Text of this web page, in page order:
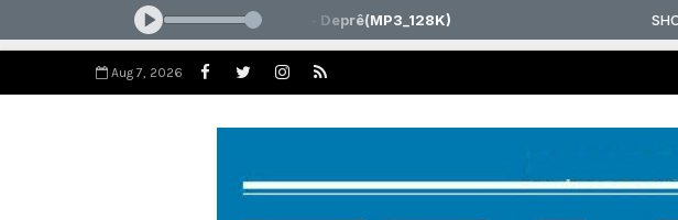
Aug 7, 2026